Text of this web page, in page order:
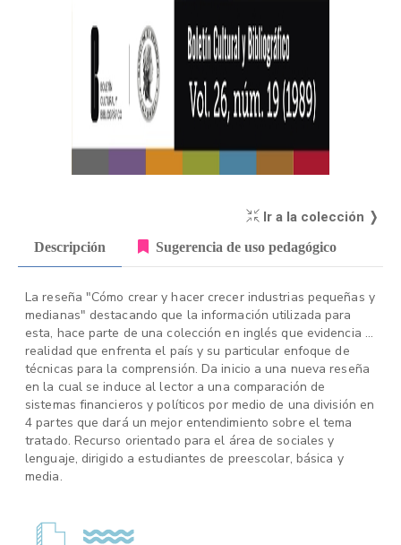
Ir a la colección ❭
Descripción Sugerencia de uso pedagógico
La reseña "Cómo crear y hacer crecer industrias pequeñas y
medianas" destacando que la información utilizada para
esta, hace parte de una colección en inglés que evidencia la
realidad que enfrenta el país y su particular enfoque de
técnicas para la comprensión. Da inicio a una nueva reseña
en la cual se induce al lector a una comparación de
sistemas financieros y políticos por medio de una división en
4 partes que dará un mejor entendimiento sobre el tema
tratado. Recurso orientado para el área de sociales y
lenguaje, dirigido a estudiantes de preescolar, básica y
media.